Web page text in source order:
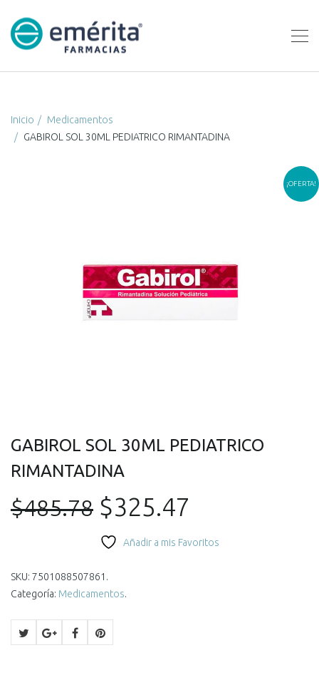
Inicio
Medicamentos
GABIROL SOL 30ML PEDIATRICO RIMANTADINA
¡OFERTA!
GABIROL SOL 30ML PEDIATRICO
RIMANTADINA
$485.78 El
precio
original
$485.78.
$325.47
precio
Añadir a mis Favoritos
SKU: 7501088507861 .
Categoría: Medicamentos.